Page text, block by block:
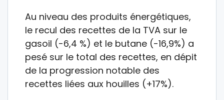
Au niveau des produits énergétiques,
le recul des recettes de la TVA sur le
gasoil (-6,4 %) et le butane (-16,9%) a
pesé sur le total des recettes, en dépit
de la progression notable des
recettes liées aux houilles (+17%).